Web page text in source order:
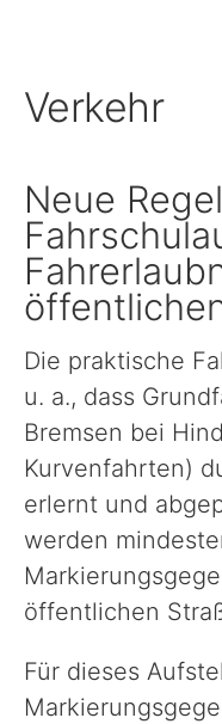
Gesundheit
Einwanderung,
Inklusion
Ländlicher Raum
Natur, Umwelt &
Sport, Kultur &
Straße & Verkehr
Verkehr
Neue
Die praktische
u. a., dass
Bremsen bei
Kurvenfahrten)
erlernt und
werden
öffentlichen
Für dieses